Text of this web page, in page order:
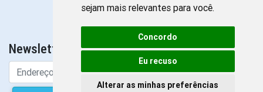
sejam mais relevantes para você.
Concordo
Eu recuso
Alterar as minhas preferências
Newsletter da Enfermagem